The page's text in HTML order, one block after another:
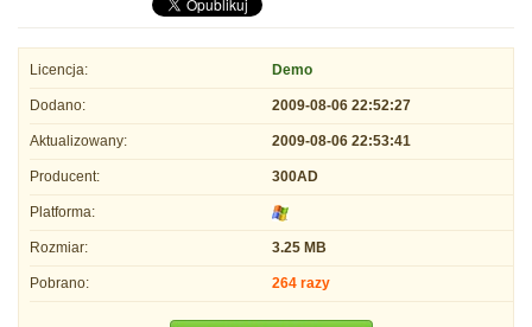
Licencja: Demo
Dodano: 2009-08-06 22:52:27
Aktualizowany: 2009-08-06 22:53:41
Producent: 300AD
Platforma:
Rozmiar: 3.25 MB
Pobrano: 264 razy